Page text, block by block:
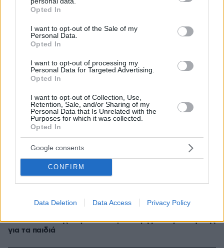
grant or deny consent to Google and its third-party tags to
use your data for below specified purposes in below Google
consent section.
Opted In
I want to opt-out of the Sale of my
Personal Data.
Opted In
I want to opt-out of processing my
Personal Data for Targeted Advertising.
Opted In
I want to opt-out of Collection, Use,
Retention, Sale, and/or Sharing of my
Personal Data that Is Unrelated with the
Purposes for which it was collected.
Opted In
Google consents
CONFIRM
Data Deletion Data Access Privacy Policy
εκεί, αλλά στην πατρίδα μου
Γιατί τα ταξίδια είναι ένας από τους καλύτερους
τρόπους για να κάνουμε νέες φιλίες
πριν 12 λεπτά
Η επιστήμη πίσω από το τέλειο μπριάμ
πριν 12 λεπτά
Προήχθη σε Αστυνόμο Α' η Κωνσταντία Δημογλίδου
Μη χάσετε το ΘΕΜΑ που κυκλοφορεί
πριν 20 λεπτά
Σοκαριστικό βίντεο: Η στιγμή που ο 14χρονος ανοίγει
πυρ και σκορπάει τον θάνατο σε σχολείο στη Ταϊλάνδη
πριν 21 λεπτά
Γυναίκες που άλλαξαν ζωή: «Γιατί άφησα την Αθήνα για
πριν 27 λεπτά
Δύο σχολεία της Λέρου αλλάζουν όψη με δωρεά αγάπης
για τα παιδιά